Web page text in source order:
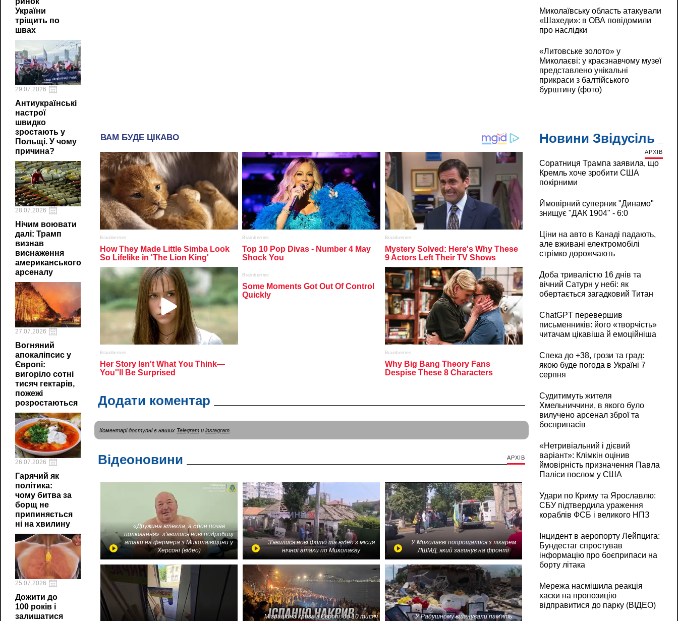
України
тріщить по
швах
29.07.2026
Антиукраїнські
настрої
швидко
зростають у
Польщі. У чому
причина?
28.07.2026
Нічим воювати
далі: Трамп
визнав
виснаження
американського
арсеналу
27.07.2026
Вогняний
апокаліпсис у
Європі:
вигоріло сотні
тисяч гектарів,
пожежі
розростаються
26.07.2026
Гарячий як
політика:
чому битва за
борщ не
припиняється
ні на хвилину
25.07.2026
Дожити до
100 років і
залишатися
Додати коментар
Коментарі доступні в наших Telegram и instagram
Відеоновини АРХІВ
«Дружина втекла, а дрон почав
полювання»: з'явилися нові подробиці
атаки на фермера з Миколаївщини у
Херсоні (відео)
З'явилися нові фото та відео з місця
нічної атаки по Миколаєву
У Миколаєві попрощалися з лікарем
ЛШМД, який загинув на фронті
Міграційна криза в Європі: до 10 тисяч У Радушному вшанували пам'ять
Миколаївську область атакували
«Шахеди»: в ОВА повідомили
про наслідки
«Литовське золото» у
Миколаєві: у краєзнавчому музеї
представлено унікальні
прикраси з балтійського
бурштину (фото)
Новини Звідусіль
АРХІВ
Соратниця Трампа заявила, що
Кремль хоче зробити США
покірними
Ймовірний суперник "Динамо"
знищує "ДАК 1904" - 6:0
Ціни на авто в Канаді падають,
але вживані електромобілі
стрімко дорожчають
Доба тривалістю 16 днів та
вічний Сатурн у небі: як
обертається загадковий Титан
ChatGPT перевершив
письменників: його «творчість»
читачам цікавіша й емоційніша
Спека до +38, грози та град:
якою буде погода в Україні 7
серпня
Судитимуть жителя
Хмельниччини, в якого було
вилучено арсенал зброї та
боєприпасів
«Нетривіальний і дієвий
варіант»: Клімкін оцінив
ймовірність призначення Павла
Паліси послом у США
Удари по Криму та Ярославлю:
СБУ підтвердила ураження
кораблів ФСБ і великого НПЗ
Інцидент в аеропорту Лейпцига:
Бундестаг спростував
інформацію про боєприпаси на
борту літака
Мережа насмішила реакція
хаски на пропозицію
відправитися до парку (ВІДЕО)